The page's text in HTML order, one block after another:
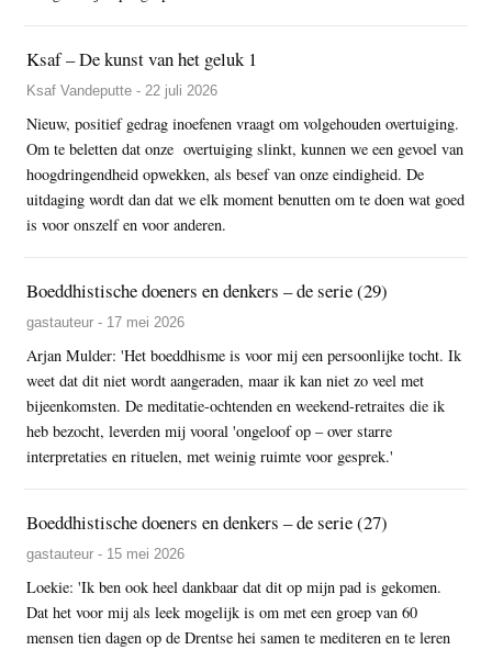
Ksaf – De kunst van het geluk 1
Ksaf Vandeputte - 22 juli 2026
Nieuw, positief gedrag inoefenen vraagt om volgehouden overtuiging.
Om te beletten dat onze overtuiging slinkt, kunnen we een gevoel van
hoogdringendheid opwekken, als besef van onze eindigheid. De
uitdaging wordt dan dat we elk moment benutten om te doen wat goed
is voor onszelf en voor anderen.
Boeddhistische doeners en denkers – de serie (29)
gastauteur - 17 mei 2026
Arjan Mulder: 'Het boeddhisme is voor mij een persoonlijke tocht. Ik
weet dat dit niet wordt aangeraden, maar ik kan niet zo veel met
bijeenkomsten. De meditatie-ochtenden en weekend-retraites die ik
heb bezocht, leverden mij vooral 'ongeloof op – over starre
interpretaties en rituelen, met weinig ruimte voor gesprek.'
Boeddhistische doeners en denkers – de serie (27)
gastauteur - 15 mei 2026
Loekie: 'Ik ben ook heel dankbaar dat dit op mijn pad is gekomen.
Dat het voor mij als leek mogelijk is om met een groep van 60
mensen tien dagen op de Drentse hei samen te mediteren en te leren